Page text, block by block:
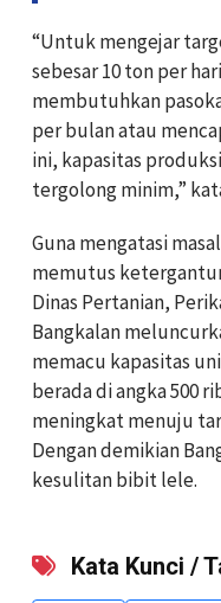
“Untuk mengejar
sebesar 10 ton per
membutuhkan
per bulan atau
ini, kapasitas
tergolong minim,”
Guna mengatasi
memutus
Dinas Pertanian,
Bangkalan
memacu kapasitas
berada di angka 500
meningkat menuju
Dengan demikian
kesulitan bibit lele.
Kata Kunci /